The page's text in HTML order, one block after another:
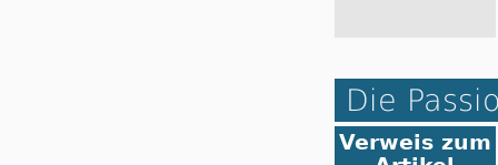
Die
Verweis zum